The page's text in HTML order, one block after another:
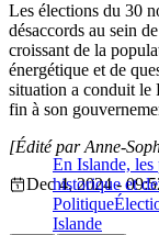
Les élections du 30
désaccords au sein
croissant de la
énergétique et de
situation a conduit le
fin à son
En Islande, les
historique et
[Édité par Anne-
Dec 4, 2024 -
Politique
Islande